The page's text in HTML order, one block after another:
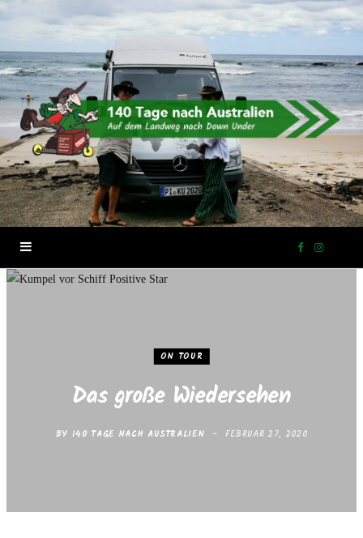
F I
ON TOUR
Das große Wiedersehen
BY 140 TAGE NACH AUSTRALIEN FEBRUAR 27, 2020